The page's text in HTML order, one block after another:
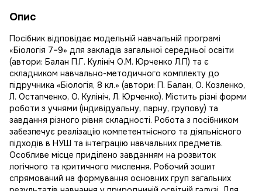
Опис
Посібник відповідає модельній навчальній програмі
«Біологія 7–9» для закладів загальної середньої освіти
(автори: Балан П,Г. Кулініч О.М. Юрченко Л.П) та є
складником навчально-методичного комплекту до
підручника «Біологія, 8 кл.» (автори: П. Балан, О. Козленко,
Л. Остапченко, О. Кулініч, Л. Юрченко). Містить різні форми
роботи з учнями (індивідуальну, парну, групову) та
завдання різного рівня складності. Робота з посібником
забезпечує реалізацію компетентнісного та діяльнісного
підходів в НУШ та інтеграцію навчальних предметів.
Особливе місце приділено завданням на розвиток
логічного та критичного мислення. Робочий зошит
спрямований на формування основних груп загальних